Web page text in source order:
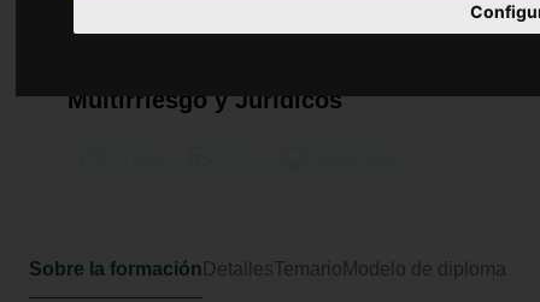
Curso en Diversificación y
Multirriesgo y Jurídicos
Sobre la formación DetallesTemario Modelo de diploma